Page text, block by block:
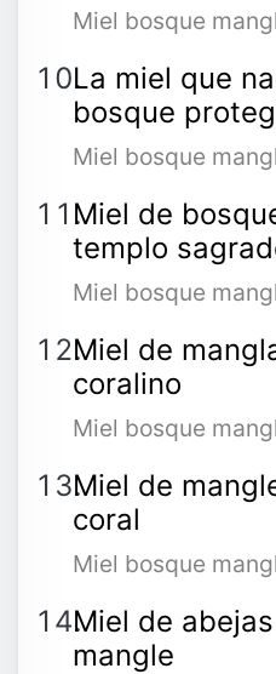
Miel bosque
La miel que
bosque
Miel bosque
Miel de
templo
Miel bosque
Miel de
coralino
Miel bosque
Miel de
coral
Miel bosque
Miel de
mangle